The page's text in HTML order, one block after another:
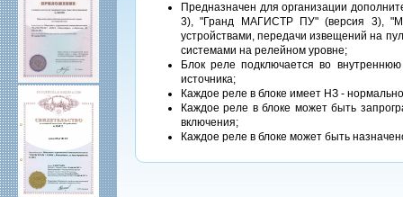
Предназначен для организации
3), "Гранд МАГИСТР ПУ" (версия 3),
устройствами, передачи извещений на
системами на релейном уровне;
Блок реле подключается во
источника;
Каждое реле в блоке имеет НЗ -
Каждое реле в блоке может быть
включения;
Каждое реле в блоке может быть